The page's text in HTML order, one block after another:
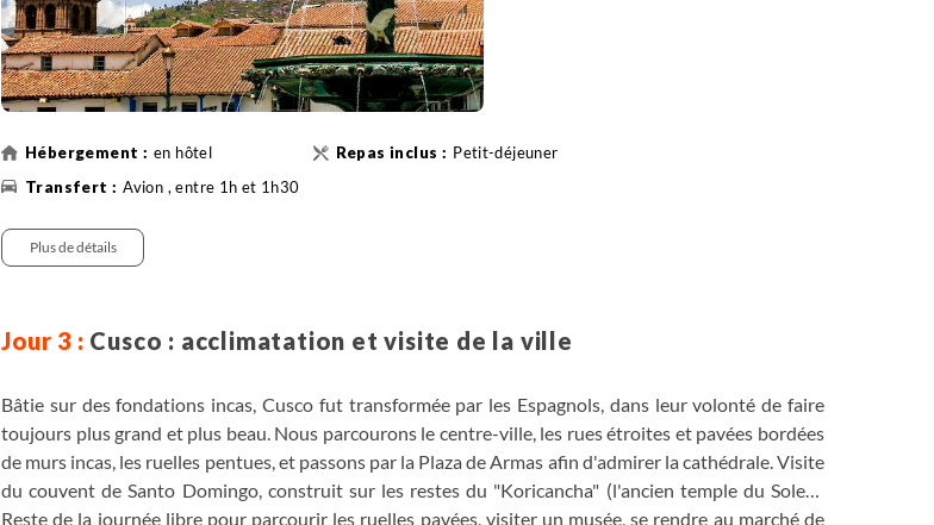
- tour du centre-ville historique de Lima. Nous consulter.
en hôtel
Petit-déjeuner
Avion , entre 1h et 1h30
Plus de détails
Cusco : acclimatation et visite de la ville
Bâtie sur des fondations incas, Cusco fut transformée par les Espagnols, dans leur volonté de faire
toujours plus grand et plus beau. Nous parcourons le centre-ville, les rues étroites et pavées bordées
de murs incas, les ruelles pentues, et passons par la Plaza de Armas afin d'admirer la cathédrale. Visite
du couvent de Santo Domingo, construit sur les restes du "Koricancha" (l'ancien temple du Soleil).
Reste de la journée libre pour parcourir les ruelles pavées, visiter un musée, se rendre au marché de